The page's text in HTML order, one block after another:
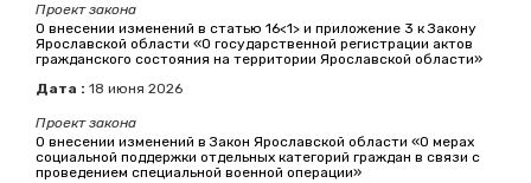
Проект закона
О внесении изменений в статью 16<1> и приложение 3 к Закону
Ярославской области «О государственной регистрации актов
гражданского состояния на территории Ярославской области»
Дата : 18 июня 2026
Проект закона
О внесении изменений в Закон Ярославской области «О мерах
социальной поддержки отдельных категорий граждан в связи с
проведением специальной военной операции»